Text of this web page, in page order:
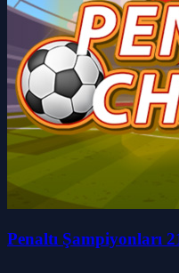
Penaltı Şampiyonları